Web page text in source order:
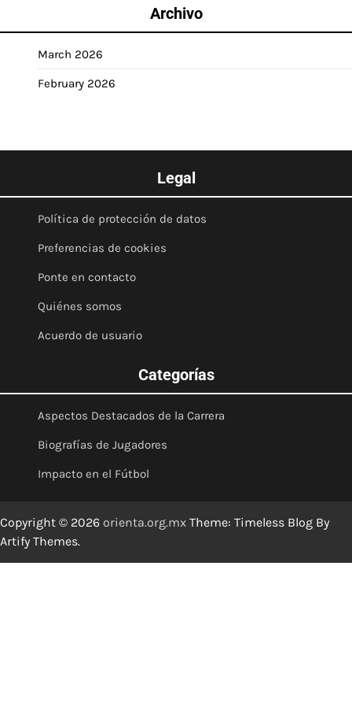
Archivo
March 2026
February 2026
Legal
Política de protección de datos
Preferencias de cookies
Ponte en contacto
Quiénes somos
Acuerdo de usuario
Categorías
Aspectos Destacados de la Carrera
Biografías de Jugadores
Impacto en el Fútbol
Copyright © 2026 orienta.org.mx Theme: Timeless Blog By
Artify Themes.